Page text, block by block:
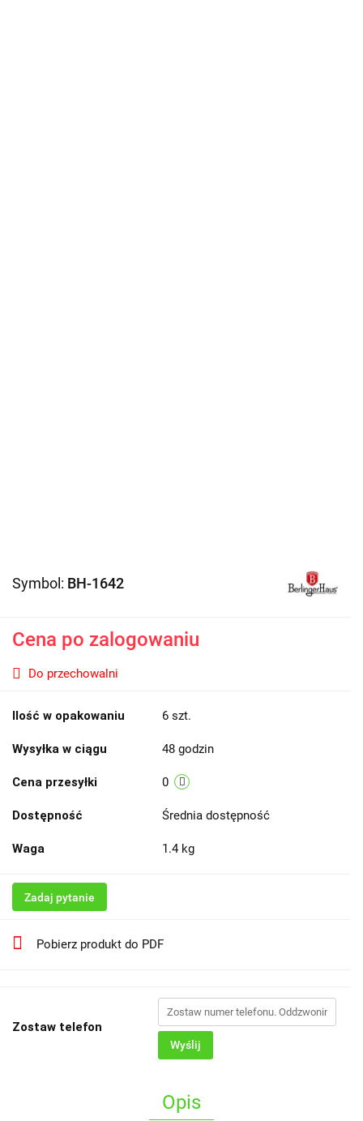
Symbol: BH-1642
Cena po zalogowaniu
Do przechowalni
Ilość w opakowaniu 6 szt.
Wysyłka w ciągu 48 godzin
Cena przesyłki 0
Dostępność Średnia dostępność
Waga 1.4 kg
Zadaj pytanie
Pobierz produkt do PDF
Zostaw telefon
Wyślij
Opis